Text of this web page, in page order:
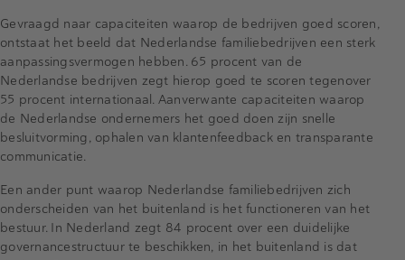
Gevraagd naar capaciteiten waarop de bedrijven goed scoren,
ontstaat het beeld dat Nederlandse familiebedrijven een sterk
aanpassingsvermogen hebben. 65 procent van de
Nederlandse bedrijven zegt hierop goed te scoren tegenover
55 procent internationaal. Aanverwante capaciteiten waarop
de Nederlandse ondernemers het goed doen zijn snelle
besluitvorming, ophalen van klantenfeedback en transparante
communicatie.
Een ander punt waarop Nederlandse familiebedrijven zich
onderscheiden van het buitenland is het functioneren van het
bestuur. In Nederland zegt 84 procent over een duidelijke
governancestructuur te beschikken, in het buitenland is dat